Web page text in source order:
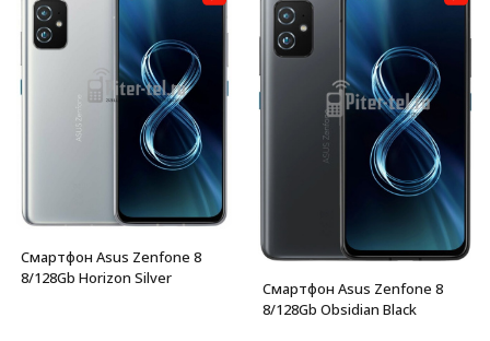
Смартфон Asus Zenfone 8
8/128Gb Horizon Silver
Смартфон Asus Zenfone 8
8/128Gb Obsidian Black